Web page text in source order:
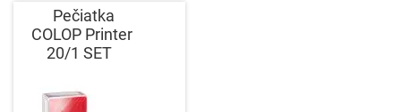
Pečiatka
COLOP Printer
20/1 SET